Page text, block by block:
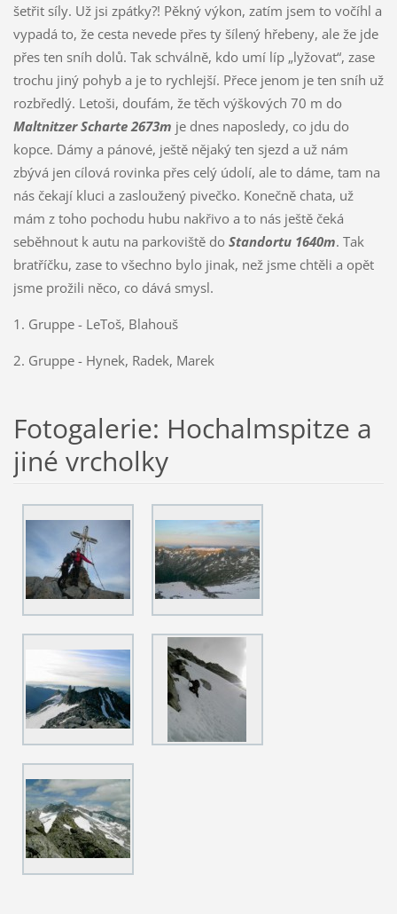
šetřit síly. Už jsi zpátky?! Pěkný výkon, zatím jsem to vočíhl a
vypadá to, že cesta nevede přes ty šílený hřebeny, ale že jde
přes ten sníh dolů. Tak schválně, kdo umí líp „lyžovat“, zase
trochu jiný pohyb a je to rychlejší. Přece jenom je ten sníh už
rozbředlý. Letoši, doufám, že těch výškových 70 m do
Maltnitzer Scharte 2673m je dnes naposledy, co jdu do
kopce. Dámy a pánové, ještě nějaký ten sjezd a už nám
zbývá jen cílová rovinka přes celý údolí, ale to dáme, tam na
nás čekají kluci a zasloužený pivečko. Konečně chata, už
mám z toho pochodu hubu nakřivo a to nás ještě čeká
seběhnout k autu na parkoviště do Standortu 1640m. Tak
bratříčku, zase to všechno bylo jinak, než jsme chtěli a opět
jsme prožili něco, co dává smysl.
1. Gruppe - LeToš, Blahouš
2. Gruppe - Hynek, Radek, Marek
Fotogalerie: Hochalmspitze a
jiné vrcholky